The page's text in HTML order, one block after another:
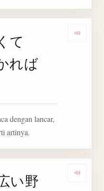
て
れば
dengan lancar,
artinya.
い野